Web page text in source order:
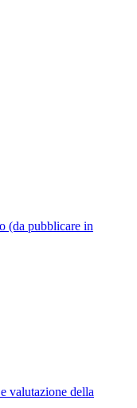
(da pubblicare in
valutazione della